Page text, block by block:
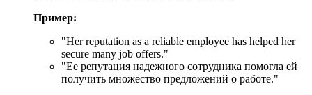
Пример:
"Her reputation as a reliable employee has helped her
secure many job offers."
"Ее репутация надежного сотрудника помогла ей
получить множество предложений о работе."